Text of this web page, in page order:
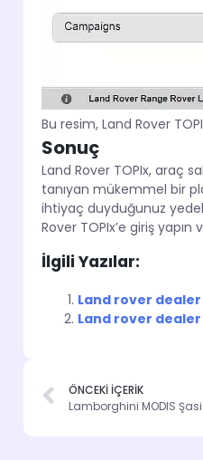
Bu resim, Land Rover
Sonuç
Land Rover TOPIx, araç
tanıyan mükemmel bir
ihtiyaç duyduğunuz
Rover TOPIx’e giriş
İlgili Yazılar:
Land rover dealer
Land rover dealer
ÖNCEKİ İÇERİK